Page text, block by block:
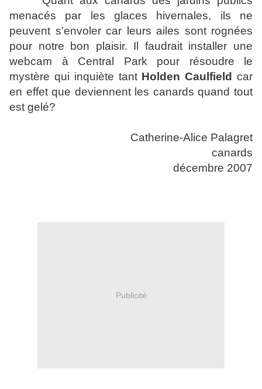
menacés par les glaces hivernales, ils ne
peuvent s'envoler car leurs ailes sont rognées
pour notre bon plaisir. Il faudrait installer une
webcam à Central Park pour résoudre le
mystère qui inquiète tant Holden Caulfield car
en effet que deviennent les canards quand tout
est gelé?
Catherine-Alice Palagret
canards
décembre 2007
Publicité